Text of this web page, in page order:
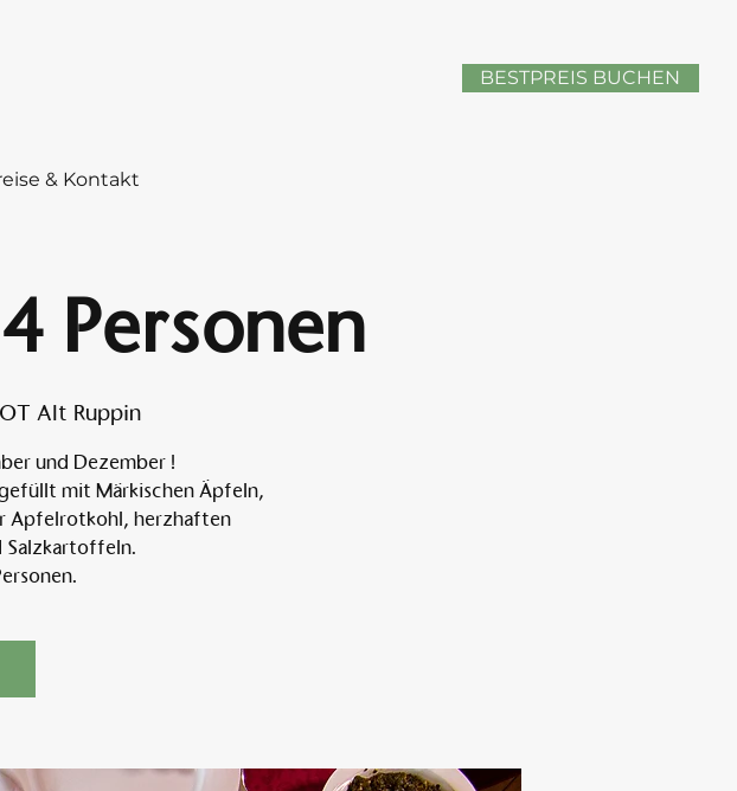
Alten
Hotel und
BESTPREIS BUCHEN
& Kontakt
Personen
Alt Ruppin
und Dezember !
mit Märkischen Äpfeln,
Apfelrotkohl, herzhaften
Salzkartoffeln.